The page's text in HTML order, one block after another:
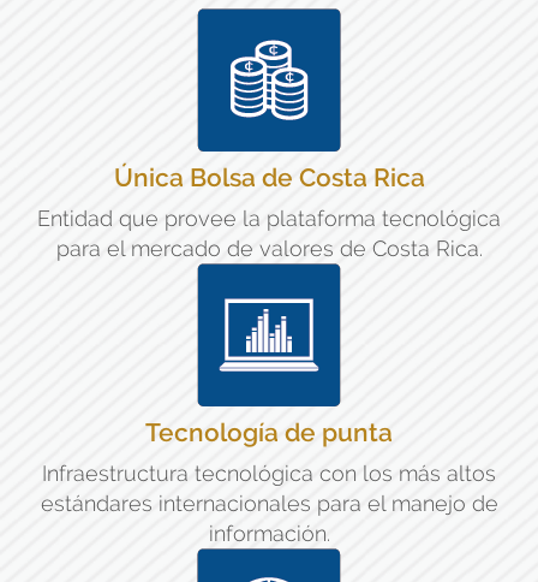
Única Bolsa de Costa Rica
Entidad que provee la plataforma tecnológica
para el mercado de valores de Costa Rica.
Tecnología de punta
Infraestructura tecnológica con los más altos
estándares internacionales para el manejo de
información.